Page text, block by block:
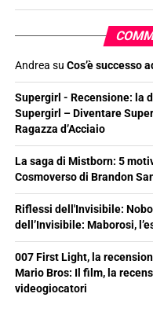
Andrea su Cos’è successo
Supergirl - Recensione: la
Supergirl – Diventare
Ragazza d’Acciaio
La saga di Mistborn: 5
Cosmoverso di Brandon
Riflessi dell'Invisibile:
dell’Invisibile: Maborosi,
007 First Light, la
Mario Bros: Il film, la
videogiocatori